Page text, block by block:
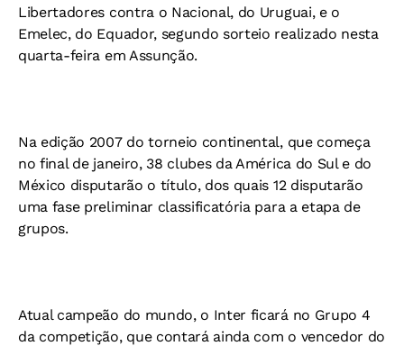
Libertadores contra o Nacional, do Uruguai, e o
Emelec, do Equador, segundo sorteio realizado nesta
quarta-feira em Assunção.
Na edição 2007 do torneio continental, que começa
no final de janeiro, 38 clubes da América do Sul e do
México disputarão o título, dos quais 12 disputarão
uma fase preliminar classificatória para a etapa de
grupos.
Atual campeão do mundo, o Inter ficará no Grupo 4
da competição, que contará ainda com o vencedor do